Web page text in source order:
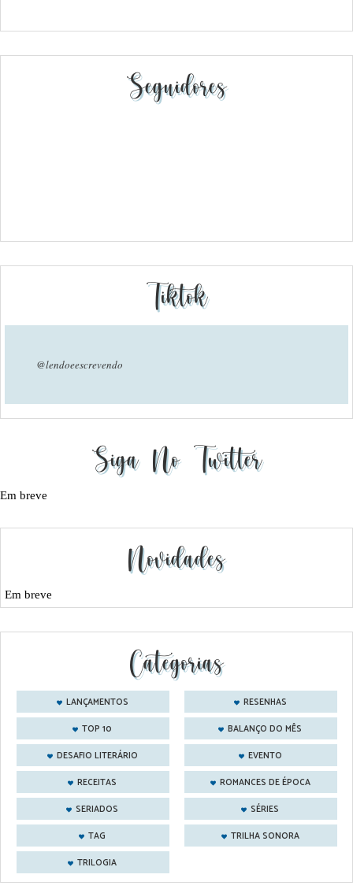
Seguidores
Tiktok
@lendoeescrevendo
Siga No Twitter
Em breve
Novidades
Em breve
Categorias
LANÇAMENTOS
RESENHAS
TOP 10
BALANÇO DO MÊS
DESAFIO LITERÁRIO
EVENTO
RECEITAS
ROMANCES DE ÉPOCA
SERIADOS
SÉRIES
TAG
TRILHA SONORA
TRILOGIA